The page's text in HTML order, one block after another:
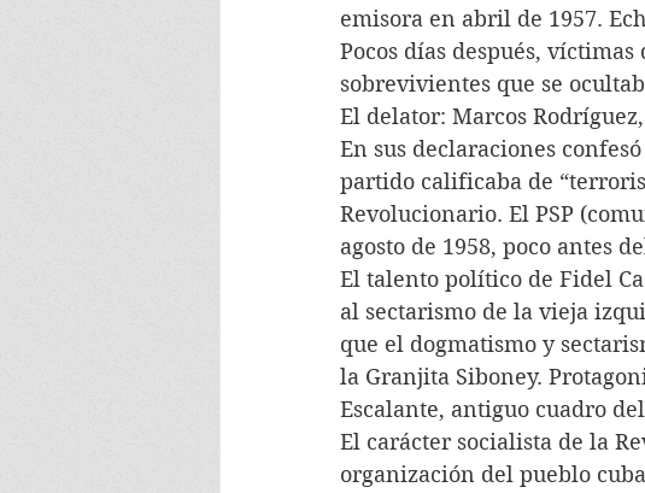
emisora en abril de 1957.
Pocos días después,
sobrevivientes que se
El delator: Marcos
En sus declaraciones
partido calificaba de
Revolucionario. El PSP
agosto de 1958, poco antes
El talento político de Fidel
al sectarismo de la vieja
que el dogmatismo y
la Granjita Siboney.
Escalante, antiguo cuadro
El carácter socialista de la
organización del pueblo